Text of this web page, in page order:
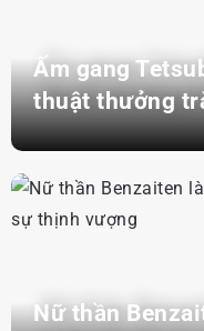
Ấm gang
thuật thưởng
Nữ thần